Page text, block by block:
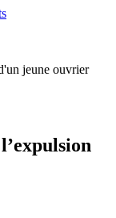
jeune ouvrier